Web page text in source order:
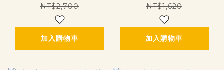
NT$2,700
加入購物車
NT$1,620
加入購物車